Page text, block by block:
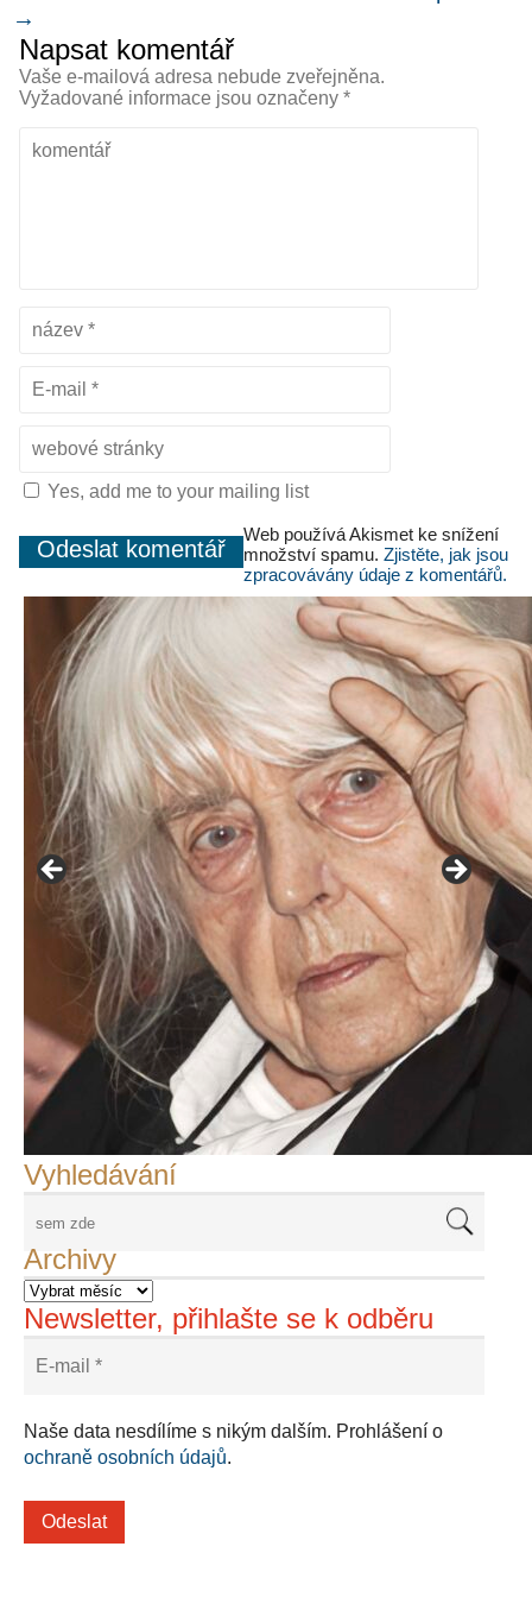
→
Napsat komentář
Vaše e-mailová adresa nebude zveřejněna.
Vyžadované informace jsou označeny *
Yes, add me to your mailing list
Web používá Akismet ke snížení
množství spamu. Zjistěte, jak jsou
zpracovávány údaje z komentářů.
František Skála - film Veřejný prostor
Adriena Šimotová
Richard Štipl v Benátkách
Langweiluv model v Praze
Japanolog Petr Geisler, foto: Petr Šálek
©Frank Kortan,Yellow Shark, portrét Franka Zappy
Nové Svatovítské varhany
Vyhledávání
Archivy
Newsletter, přihlašte se k odběru
Naše data nesdílíme s nikým dalším. Prohlášení o
ochraně osobních údajů.